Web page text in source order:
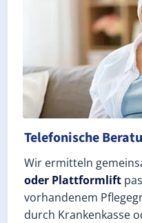
Telefonische
Wir ermitteln
oder Plattformlift
vorhandenem
durch Krankenkasse